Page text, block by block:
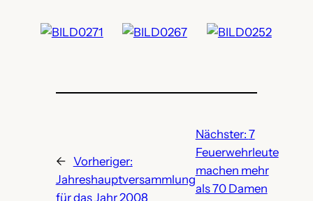
← Vorheriger:
Jahreshauptversammlung
für das Jahr 2008
Nächster: 7
Feuerwehrleute
machen mehr
als 70 Damen